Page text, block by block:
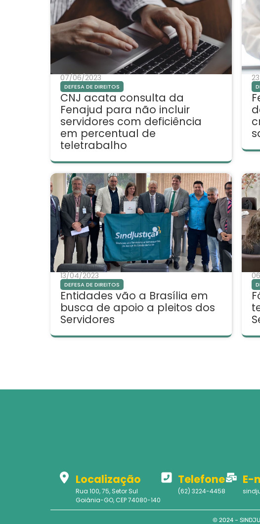
07/06/2023
DEFESA DE DIREITOS
CNJ acata consulta da
Fenajud para não incluir
servidores com deficiência
em percentual de
teletrabalho
13/04/2023
DEFESA DE DIREITOS
Entidades vão a Brasília em
busca de apoio a pleitos dos
Servidores
Localização
Rua 100, 75, Setor Sul
Goiânia-GO, CEP 74080-140
Telefone
(62) 3224-4458
E-
© 2024 –